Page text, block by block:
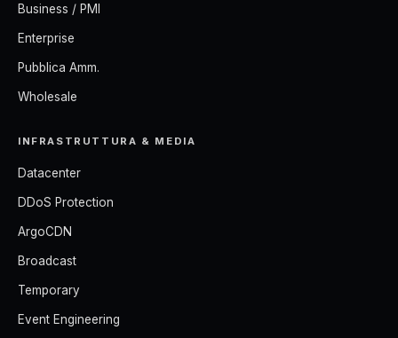
Business / PMI
Enterprise
Pubblica Amm.
Wholesale
INFRASTRUTTURA & MEDIA
Datacenter
DDoS Protection
ArgoCDN
Broadcast
Temporary
Event Engineering